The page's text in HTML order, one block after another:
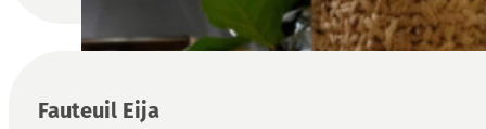
Fauteuil Eija